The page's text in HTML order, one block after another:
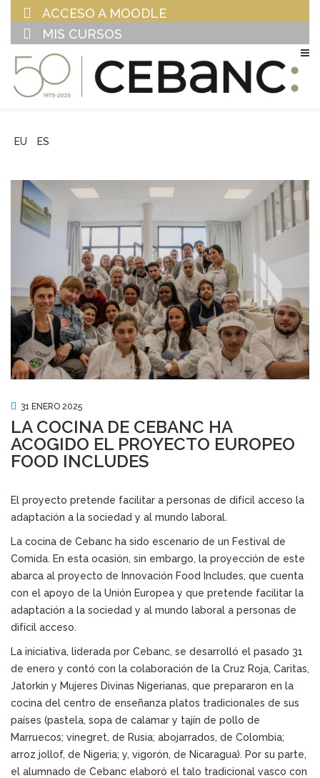
ACCESO A MOODLE
MIS CURSOS
EU ES
31 ENERO 2025
LA COCINA DE CEBANC HA
ACOGIDO EL PROYECTO EUROPEO
FOOD INCLUDES
El proyecto pretende facilitar a personas de difícil acceso la
adaptación a la sociedad y al mundo laboral.
La cocina de Cebanc ha sido escenario de un Festival de
Comida. En esta ocasión, sin embargo, la proyección de este
abarca al proyecto de Innovación Food Includes, que cuenta
con el apoyo de la Unión Europea y que pretende facilitar la
adaptación a la sociedad y al mundo laboral a personas de
difícil acceso.
La iniciativa, liderada por Cebanc, se desarrolló el pasado 31
de enero y contó con la colaboración de la Cruz Roja, Caritas,
Jatorkin y Mujeres Divinas Nigerianas, que prepararon en la
cocina del centro de enseñanza platos tradicionales de sus
países (pastela, sopa de calamar y tajín de pollo de
Marruecos; vinegret, de Rusia; abojarrados, de Colombia;
arroz jollof, de Nigeria; y, vigorón, de Nicaragua). Por su parte,
el alumnado de Cebanc elaboró el talo tradicional vasco con